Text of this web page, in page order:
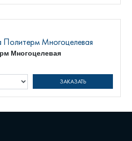
Многоцелевая
ЗАКАЗАТЬ